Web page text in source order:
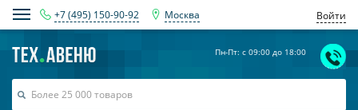
+7 (495) 150-90-92 Москва Войти
Пн-Пт: с 09:00 до 18:00